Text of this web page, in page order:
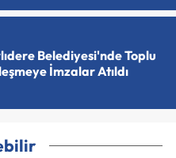
Belediyesi'nde Toplu
İmzalar Atıldı